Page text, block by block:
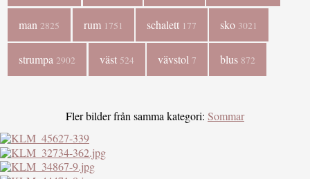
man 2825 rum 1751 schalett 177 sko 3021
strumpa 2902 väst 524 vävstol 7 blus 872
Fler bilder från samma kategori: Sommar